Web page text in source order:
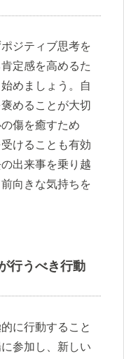
ジティブ思考を
定感を高めるた
めましょう。自
めることが大切
傷を癒すため
けることも有効
出来事を乗り越
向きな気持ちを
行うべき行動
に行動すること
参加し、新しい